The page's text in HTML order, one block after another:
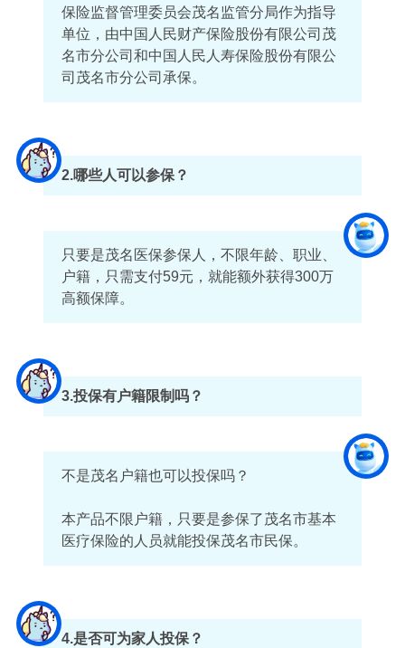
保险监督管理委员会茂名监管分局作为指导
单位，由中国人民财产保险股份有限公司茂
名市分公司和中国人民人寿保险股份有限公
司茂名市分公司承保。
2.哪些人可以参保？
只要是茂名医保参保人，不限年龄、职业、
户籍，只需支付59元，就能额外获得300万
高额保障。
3.投保有户籍限制吗？
不是茂名户籍也可以投保吗？
本产品不限户籍，只要是参保了茂名市基本
医疗保险的人员就能投保茂名市民保。
4.是否可为家人投保？